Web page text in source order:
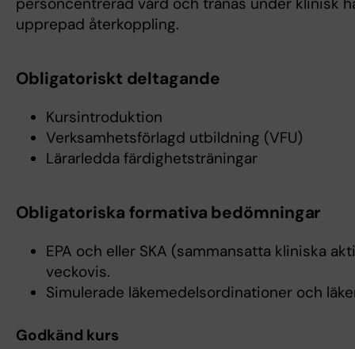
upprepad återkoppling.
Obligatoriskt deltagande
Kursintroduktion
Verksamhetsförlagd utbildning (VFU)
Lärarledda färdighetsträningar
Obligatoriska formativa bedömningar
EPA och eller SKA (sammansatta kliniska
veckovis.
Simulerade läkemedelsordinationer och
Godkänd kurs